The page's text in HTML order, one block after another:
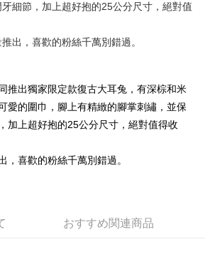
いて
金後払いを選択すると、携帯電話認証ウィンド
不要です。商品はご指定の住所に配送されま
に支払い通知のSMSが届きます。アプリ会員
ッシュ通知が届きます。
日以内ですので、ご注意ください。AFTEE アプ
以上で送料無料
細節，加上超好抱的25公分尺寸，絕對值
出，喜歡的粉絲千萬別錯過。
推出獨家限定款復古大耳兔，有深棕和米
愛的圍巾，腳上有精緻的腳掌刺繡，並保
加上超好抱的25公分尺寸，絕對值得收
，喜歡的粉絲千萬別錯過。
おすすめ関連商品